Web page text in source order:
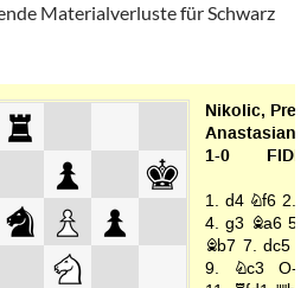
Materialverluste für Schwarz